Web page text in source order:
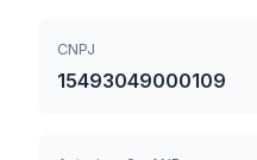
CNPJ
15493049000109